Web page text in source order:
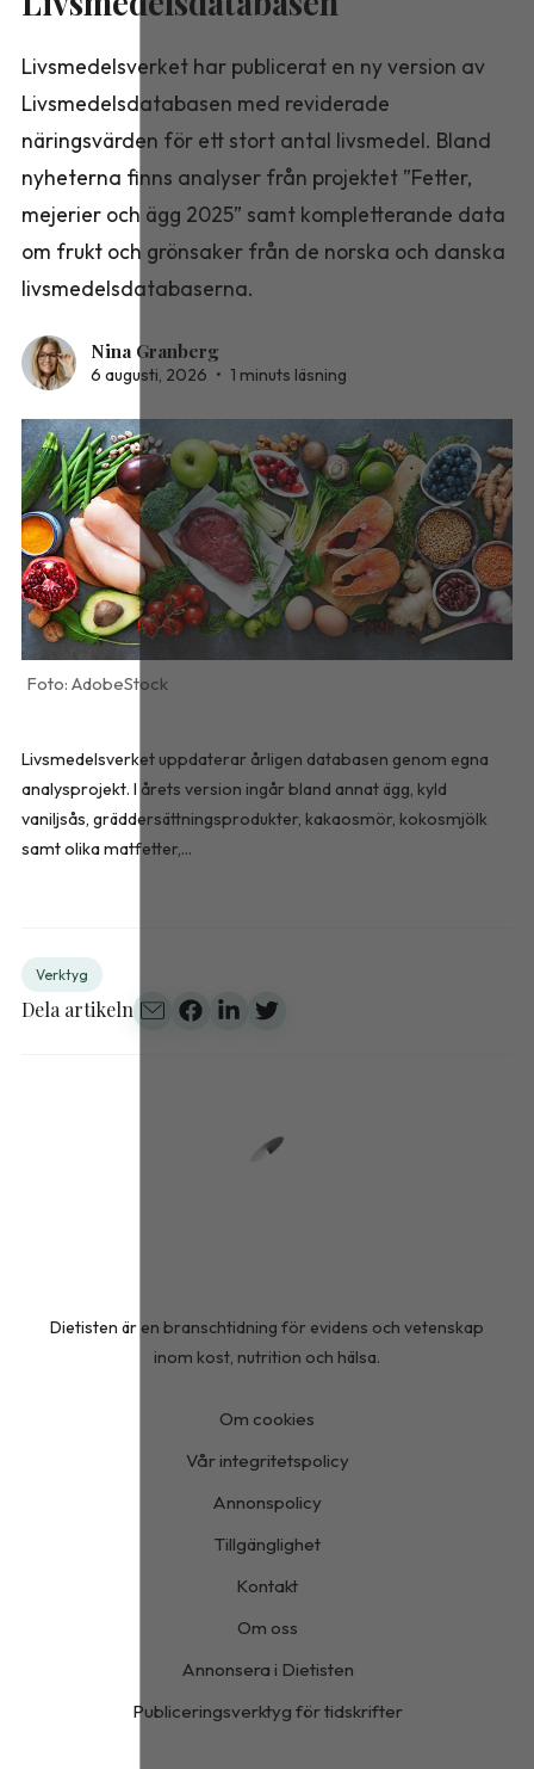
Livsmedelsverket har publicerat en ny version av
Livsmedelsdatabasen med reviderade
näringsvärden för ett stort antal livsmedel. Bland
nyheterna finns analyser från projektet ”Fetter,
mejerier och ägg 2025” samt kompletterande data
om frukt och grönsaker från de norska och danska
livsmedelsdatabaserna.
Nina Granberg
6 augusti, 2026 • 1 minuts läsning
AdobeStock
Livsmedelsverket uppdaterar årligen databasen genom egna
analysprojekt. I årets version ingår bland annat ägg, kyld
vaniljsås, gräddersättningsprodukter, kakaosmör, kokosmjölk
samt olika matfetter,...
Verktyg
Dela artikeln
Dietisten är en branschtidning för evidens och vetenskap
inom kost, nutrition och hälsa.
Om cookies
Vår integritetspolicy
Annonspolicy
Tillgänglighet
Kontakt
Om oss
Annonsera i Dietisten
Publiceringsverktyg för tidskrifter